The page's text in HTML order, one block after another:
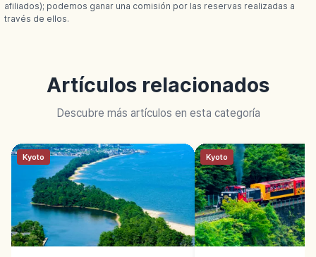
afiliados); podemos ganar una comisión por las reservas realizadas a
través de ellos.
Artículos relacionados
Descubre más artículos en esta categoría
Kyoto Kyoto